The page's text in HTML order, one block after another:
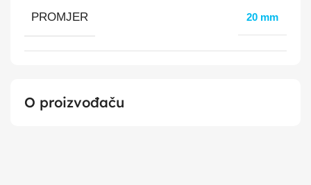
PROMJER 20 mm
O proizvođaču